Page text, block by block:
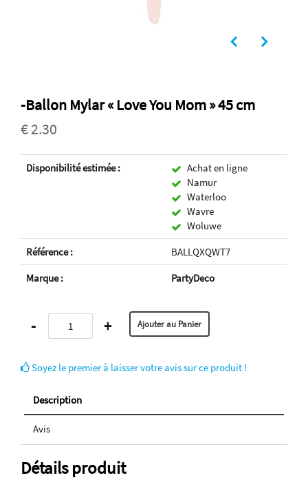
-Ballon Mylar « Love You Mom » 45 cm
€ 2.30
Disponibilité estimée :
Achat en ligne
Namur
Waterloo
Wavre
Woluwe
Référence :
BALLQXQWT7
Marque :
PartyDeco
- +
Soyez le premier à laisser votre avis sur ce produit !
Description
Avis
Détails produit